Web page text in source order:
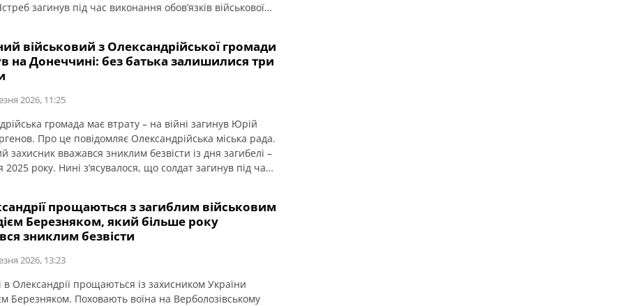
загинув під час виконання обов’язків військової
із Едуардом Ястребом буде повідомлено
військовий з Олександрійської громади
на Донеччині: без батька залишилися три
2026, 11:25
громада має втрату – на війні загинув Юрій
Про це повідомляє Олександрійська міська рада.
захисник вважався зниклим безвісти із дня загибелі –
2025 року. Нині зʼясувалося, що солдат загинув під час
і сестра. Висловлюємо […]
прощаються з загиблим військовим
Березняком, який більше року
зниклим безвісти
2026, 13:23
в Олександрії прощаються із захисником України
Березняком. Поховають воїна на Верболозівському